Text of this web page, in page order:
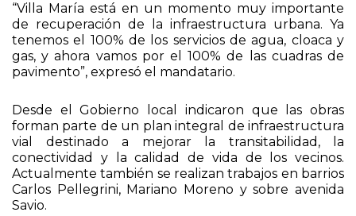
“Villa María está en un momento muy importante
de recuperación de la infraestructura urbana. Ya
tenemos el 100% de los servicios de agua, cloaca y
gas, y ahora vamos por el 100% de las cuadras de
pavimento”, expresó el mandatario.
Desde el Gobierno local indicaron que las obras
forman parte de un plan integral de infraestructura
vial destinado a mejorar la transitabilidad, la
conectividad y la calidad de vida de los vecinos.
Actualmente también se realizan trabajos en barrios
Carlos Pellegrini, Mariano Moreno y sobre avenida
Savio.